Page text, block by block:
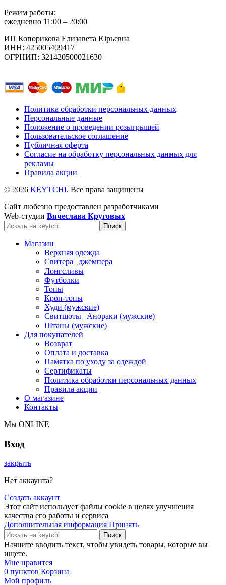
Режим работы:
ежедневно 11:00 – 20:00
ИП Копорикова Елизавета Юрьевна
ИНН: 425005409417
ОГРНИП: 321420500021630
Политика обработки персональных данных
Персональные данные
Положение о проведении розыгрышей
Пользовательское соглашение
Публичная оферта
Согласие на обработку персональных данных для
рекламы
Правила акции
© 2026 KEYTCHI. Все права защищены
Сайт любезно предоставлен разработчиками
Web-студии Вячеслава Круговых
Поиск
Магазин
Верхняя одежда
Свитера | джемпера
Лонгсливы
Футболки
Топы
Кроп-топы
Худи (мужские)
Свитшоты | Анораки (мужские)
Штаны (мужские)
Для покупателей
Возврат
Оплата и доставка
Памятка по уходу за одеждой
Сертификаты
Политика обработки персональных данных
Правила акции
О магазине
Контакты
Мы ONLINE
Вход
закрыть
Нет аккаунта?
Создать аккаунт
Этот сайт использует файлы cookie в целях улучшения
качества его работы и сервиса
Дополнительная информация Принять
Поиск
Начните вводить текст, чтобы увидеть товары, которые вы
ищете.
Мне нравится
0 пунктов Корзина
Мой профиль